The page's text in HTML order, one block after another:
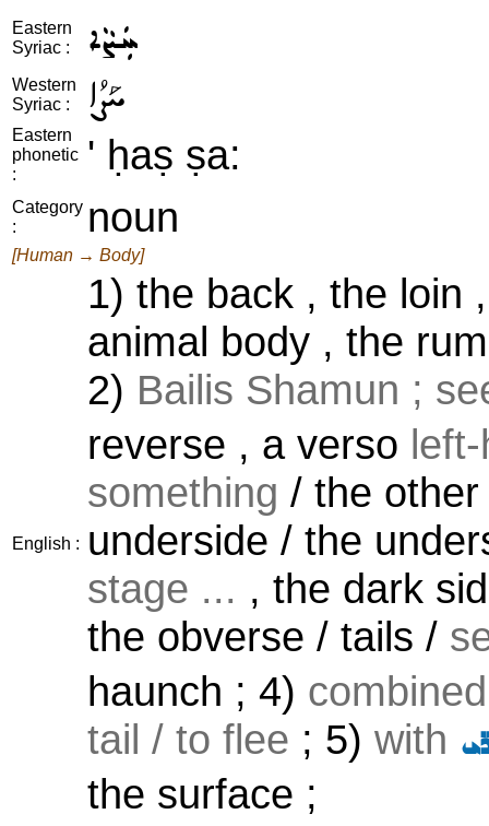
Eastern
Syriac :
ܚܲܨܵܐ
Western
Syriac :
ܚܰܨܳܐ
Eastern
phonetic
:
' ḥaṣ ṣa:
Category
:
noun
[Human → Body]
English :
1) the back , the loin
animal body , the
2) Bailis Shamun ;
reverse , a verso
something / the
underside / the
stage ... , the dark
the obverse / tails /
haunch ; 4)
tail / to flee ; 5) with
the surface ;